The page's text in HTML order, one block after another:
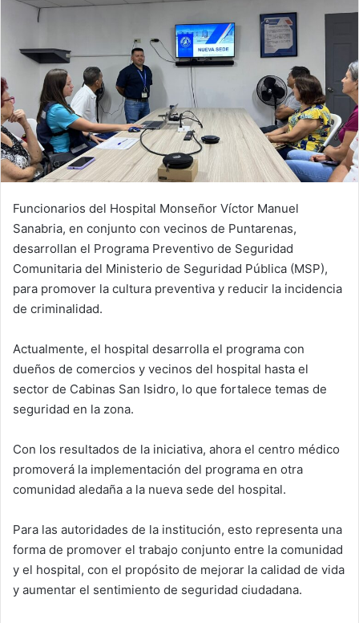
Funcionarios del Hospital Monseñor Víctor Manuel
Sanabria, en conjunto con vecinos de Puntarenas,
desarrollan el Programa Preventivo de Seguridad
Comunitaria del Ministerio de Seguridad Pública (MSP),
para promover la cultura preventiva y reducir la incidencia
de criminalidad.
Actualmente, el hospital desarrolla el programa con
dueños de comercios y vecinos del hospital hasta el
sector de Cabinas San Isidro, lo que fortalece temas de
seguridad en la zona.
Con los resultados de la iniciativa, ahora el centro médico
promoverá la implementación del programa en otra
comunidad aledaña a la nueva sede del hospital.
Para las autoridades de la institución, esto representa una
forma de promover el trabajo conjunto entre la comunidad
y el hospital, con el propósito de mejorar la calidad de vida
y aumentar el sentimiento de seguridad ciudadana.